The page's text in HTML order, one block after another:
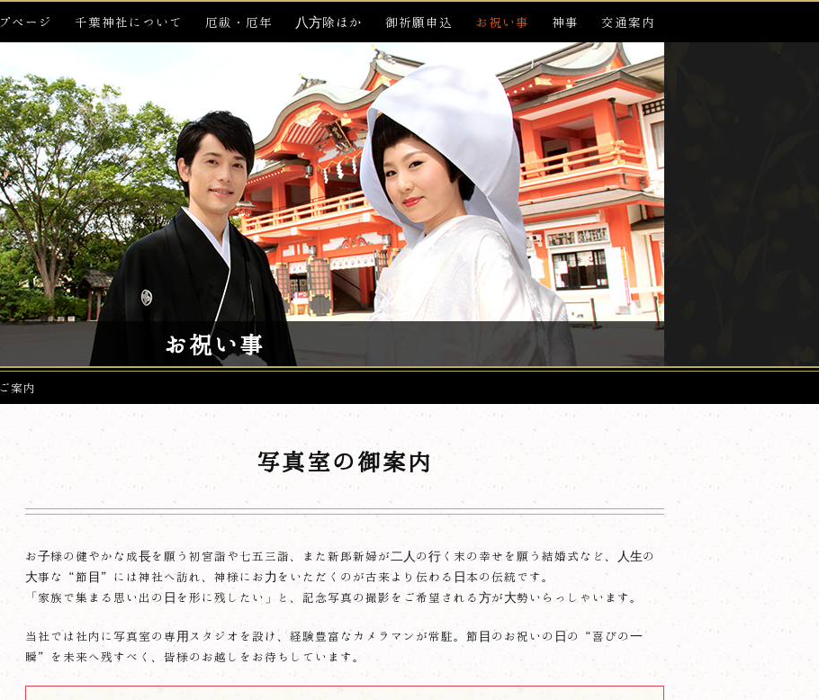
ページ 千葉神社について 厄祓・厄年 八方除ほか 御祈願申込 お祝い事 神事 交通案内
お祝い事
案内
写真室の御案内
お子様の健やかな成長を願う初宮詣や七五三詣、また新郎新婦が二人の行く末の幸せを願う結婚式など、人生の
大事な“節目”には神社へ訪れ、神様にお力をいただくのが古来より伝わる日本の伝統です。
「家族で集まる思い出の日を形に残したい」と、記念写真の撮影をご希望される方が大勢いらっしゃいます。
当社では社内に写真室の専用スタジオを設け、経験豊富なカメラマンが常駐。節目のお祝いの日の“喜びの一
瞬”を未来へ残すべく、皆様のお越しをお待ちしています。